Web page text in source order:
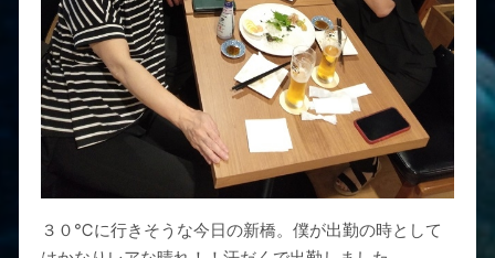
３０℃に行きそうな今日の新橋。僕が出勤の時として